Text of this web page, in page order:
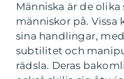
Människa är de
människor på. Vissa
sina handlingar,
subtilitet och
rädsla. Deras